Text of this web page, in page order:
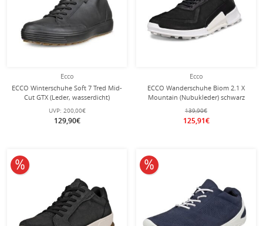
Ecco
ECCO Winterschuhe Soft 7 Tred Mid-
Cut GTX (Leder, wasserdicht)
schwarz Herren
UVP: 200,00€
129,90€
Ecco
ECCO Wanderschuhe Biom 2.1 X
Mountain (Nubukleder) schwarz
Herren
139,90€
125,91€
10% reduziert 10% reduziert